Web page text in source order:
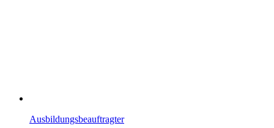
Ausbildungsbeauftragter